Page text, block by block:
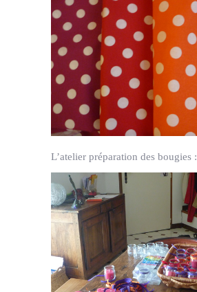
L’atelier préparation des bougies :